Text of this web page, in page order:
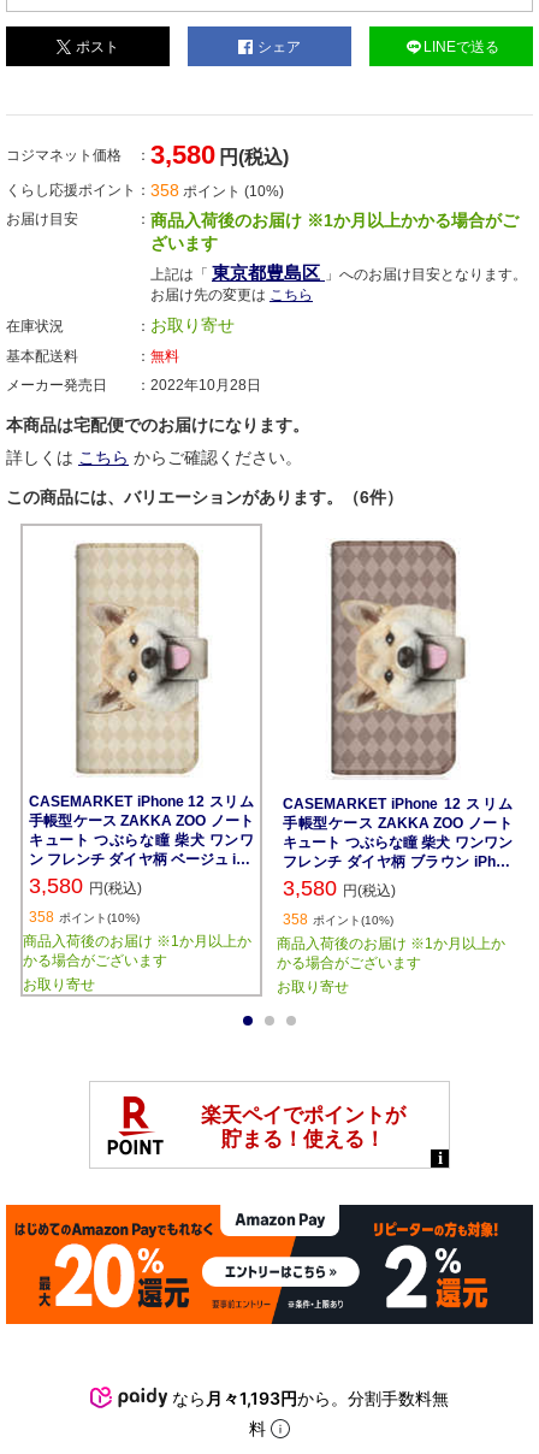
ポスト シェア LINEで送る
コジマネット価格 3,580 円(税込)
くらし応援ポイント 358 ポイント (10%)
お届け目安
商品入荷後のお届け ※1か月以上かかる場合がご
ざいます
上記は「 東京都豊島区 」へのお届け目安となります。
お届け先の変更は こちら
在庫状況
お取り寄せ
基本配送料
無料
メーカー発売日
2022年10月28日
本商品は宅配便でのお届けになります。
詳しくは こちら からご確認ください。
この商品には、バリエーションがあります。（6件）
CASEMARKET iPhone 12 スリム
手帳型ケース ZAKKA ZOO ノート
キュート つぶらな瞳 柴犬 ワンワ
ン フレンチ ダイヤ柄 ベージュ iPh
one12-BCM2S2821-78
3,580 円(税込)
358 ポイント(10%)
商品入荷後のお届け ※1か月以上か
かる場合がございます
お取り寄せ
CASEMARKET iPhone 12 スリム
手帳型ケース ZAKKA ZOO ノート
キュート つぶらな瞳 柴犬 ワンワン
フレンチ ダイヤ柄 ブラウン iPhon
e12-BCM2S2822-78
3,580 円(税込)
358 ポイント(10%)
商品入荷後のお届け ※1か月以上か
かる場合がございます
お取り寄せ
なら 月々1,193円から。分割手数料無
料